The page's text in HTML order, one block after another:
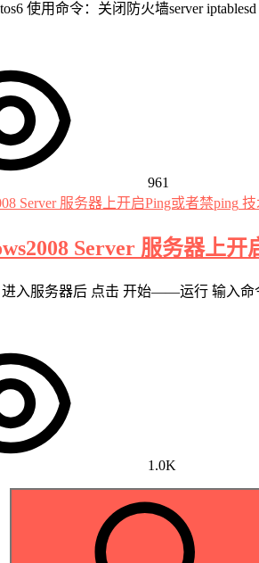
使用命令：关闭防火墙server
961
技
Server 服务器上开
入服务器后 点击 开始——运行 输入命
1.0K